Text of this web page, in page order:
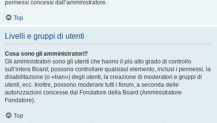
permessi concessi dall’amministratore.
Top
Livelli e gruppi di utenti
Cosa sono gli amministratori?
Gli amministratori sono gli utenti che hanno il più alto grado di controllo
sull’intera Board; possono controllare qualsiasi elemento, inclusi i permessi, la
disabilitazione (o «ban») degli utenti, la creazione di moderatori e gruppi di
utenti, ecc. Inoltre, possono moderare tutti i forum, a seconda delle
autorizzazioni concesse dal Fondatore della Board (Amministratore
Fondatore).
Top